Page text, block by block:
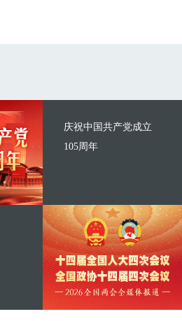
庆祝中国共产党成立
105周年